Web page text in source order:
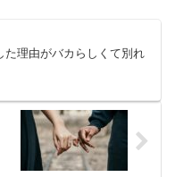
た理由がバカらしくて別れ